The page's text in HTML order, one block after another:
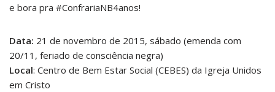
e bora pra #ConfrariaNB4anos!
Data: 21 de novembro de 2015, sábado (emenda com
20/11, feriado de consciência negra)
Local: Centro de Bem Estar Social (CEBES) da Igreja Unidos
em Cristo